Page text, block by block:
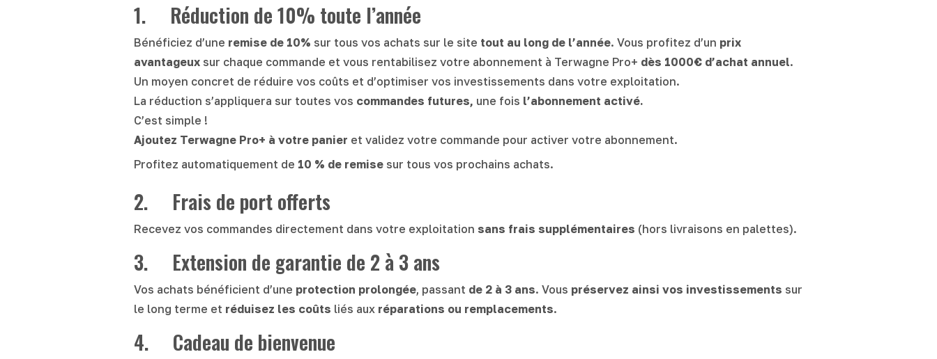
1. Réduction de 10% toute l’année
Bénéficiez d’une remise de 10% sur tous vos achats sur le site tout au long de l’année. Vous profitez d’un prix
avantageux sur chaque commande et vous rentabilisez votre abonnement à Terwagne Pro+ dès 1000€ d’achat annuel.
Un moyen concret de réduire vos coûts et d’optimiser vos investissements dans votre exploitation.
La réduction s’appliquera sur toutes vos commandes futures, une fois l’abonnement activé.
C’est simple !
Ajoutez Terwagne Pro+ à votre panier et validez votre commande pour activer votre abonnement.
Profitez automatiquement de 10 % de remise sur tous vos prochains achats.
2. Frais de port offerts
Recevez vos commandes directement dans votre exploitation sans frais supplémentaires (hors livraisons en palettes).
3. Extension de garantie de 2 à 3 ans
Vos achats bénéficient d’une protection prolongée, passant de 2 à 3 ans. Vous préservez ainsi vos investissements sur
le long terme et réduisez les coûts liés aux réparations ou remplacements.
4. Cadeau de bienvenue